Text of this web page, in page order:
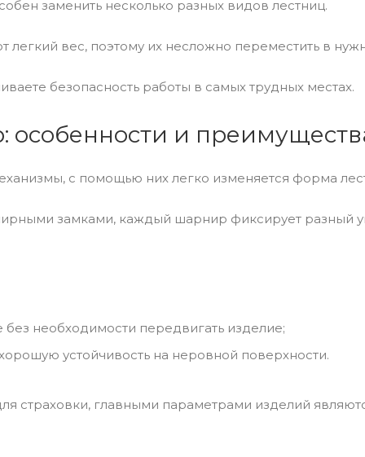
заменить несколько разных видов лестниц.
вес, поэтому их несложно переместить в
безопасность работы в самых трудных местах.
особенности и
с помощью них легко изменяется форма
замками, каждый шарнир фиксирует разный
необходимости передвигать изделие;
устойчивость на неровной поверхности.
страховки, главными параметрами изделий